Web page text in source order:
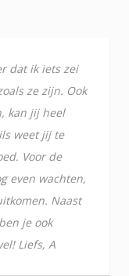
dat ik iets zei
ze zijn. Ook
kan jij heel
weet jij te
Voor de
even wachten,
Naast
je ook
Liefs, A